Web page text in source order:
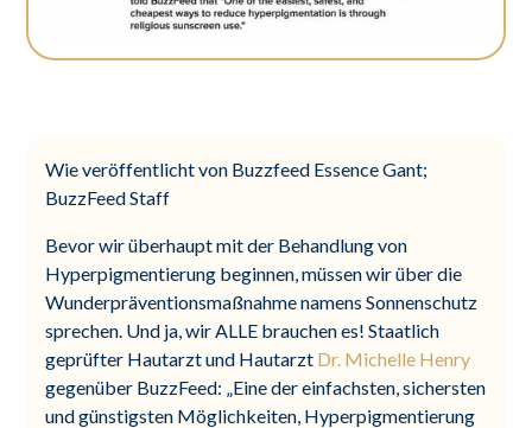
Wie veröffentlicht von Buzzfeed Essence Gant;
BuzzFeed Staff
Bevor wir überhaupt mit der Behandlung von
Hyperpigmentierung beginnen, müssen wir über die
Wunderpräventionsmaßnahme namens Sonnenschutz
sprechen. Und ja, wir ALLE brauchen es! Staatlich
geprüfter Hautarzt und Hautarzt Dr. Michelle Henry
gegenüber BuzzFeed: „Eine der einfachsten, sichersten
und günstigsten Möglichkeiten, Hyperpigmentierung